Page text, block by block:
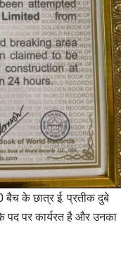
बैच के छात्र ई. प्रतीक दुबे
पद पर कार्यरत है और उनका